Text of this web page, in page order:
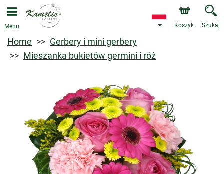
Menu Koszyk Szukaj
Home
Gerbery i mini gerbery
Mieszanka bukietów germini i róż